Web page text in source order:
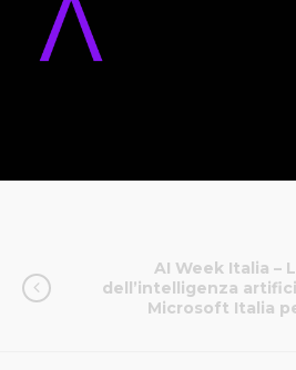
AI Week Italia –
dell’intelligenza
Microsoft Italia